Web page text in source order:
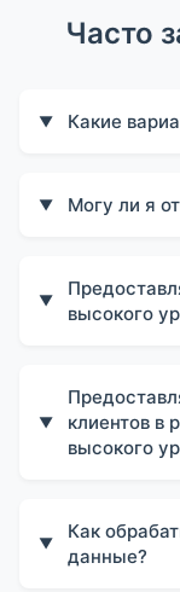
Часто
▼ Какие
▼ Могу ли я
▼
высокого
▼
клиентов в
высокого
▼
Как
данные?